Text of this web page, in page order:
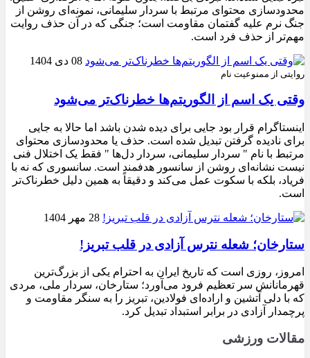
محدودسازی محتوای مرتبط با سردار سلیمانی، نمونه‌ای روشن از
جنگ نرم علیه گفتمان مقاومت است؛ جنگی که در آن حذف روایت
مهم‌تر از حذف فرد است.
08 دی 1404
روایتی از ممنوعیت نام
وقتی یک اسم از الگوریتم‌ها خطرناک‌تر می‌شود
اینستاگرام قرار بود جایی برای دیده شدن باشد اما حالا به جایی
برای نادیده گرفتن تبدیل شده است. حذف یا محدودسازی محتوای
مرتبط با نام " سردار سلیمانی، سردار دل‌ها " فقط یک اختلال فنی
نیست نشانه‌ای روشن از سانسور هدفمند است. سانسوری که نه با
فریاد، بلکه با سکوت عمل می‌کند و دقیقاً به همین دلیل خطرناک‌تر
است.
28 مهر 1404
ستارخان؛ شعله نترس آزادی در قلب تبریز!
امروز، روزی است که تاریخ ایران به احترام یکی از بزرگ‌ترین
قهرمانانش سر تعظیم فرود می‌آورد؛ ستارخان، سردار ملی، مردی
که با دلی آتشین و اراده‌ای فولادین، تبریز را به سنگر مقاومت و
پرچمدار آزادی در برابر استبداد تبدیل کرد.
مقالات ورزشی